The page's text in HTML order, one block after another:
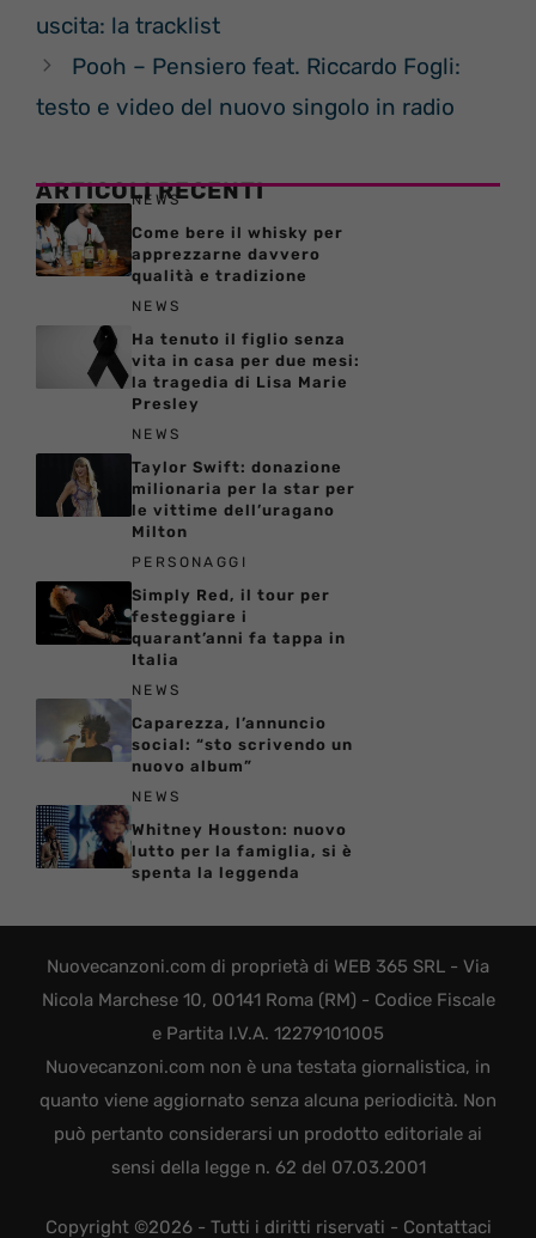
uscita: la tracklist
Pooh – Pensiero feat. Riccardo Fogli:
testo e video del nuovo singolo in radio
ARTICOLI RECENTI
NEWS
Come bere il whisky per
apprezzarne davvero
qualità e tradizione
NEWS
Ha tenuto il figlio senza
vita in casa per due mesi:
la tragedia di Lisa Marie
Presley
NEWS
Taylor Swift: donazione
milionaria per la star per
le vittime dell’uragano
Milton
PERSONAGGI
Simply Red, il tour per
festeggiare i
quarant’anni fa tappa in
Italia
NEWS
Caparezza, l’annuncio
social: “sto scrivendo un
nuovo album”
NEWS
Whitney Houston: nuovo
lutto per la famiglia, si è
spenta la leggenda
Nuovecanzoni.com di proprietà di WEB 365 SRL - Via
Nicola Marchese 10, 00141 Roma (RM) - Codice Fiscale
e Partita I.V.A. 12279101005
Nuovecanzoni.com non è una testata giornalistica, in
quanto viene aggiornato senza alcuna periodicità. Non
può pertanto considerarsi un prodotto editoriale ai
sensi della legge n. 62 del 07.03.2001
Copyright ©2026 - Tutti i diritti riservati - Contattaci